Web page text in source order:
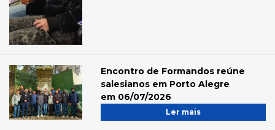
Encontro de Formandos reúne
salesianos em Porto Alegre
em 06/07/2026
Ler mais